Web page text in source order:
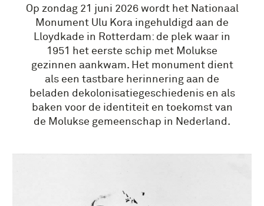
Op zondag 21 juni 2026 wordt het Nationaal
Monument Ulu Kora ingehuldigd aan de
Lloydkade in Rotterdam: de plek waar in
1951 het eerste schip met Molukse
gezinnen aankwam. Het monument dient
als een tastbare herinnering aan de
beladen dekolonisatiegeschiedenis en als
baken voor de identiteit en toekomst van
de Molukse gemeenschap in Nederland.